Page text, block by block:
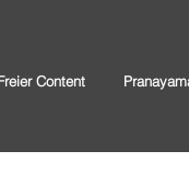
Content